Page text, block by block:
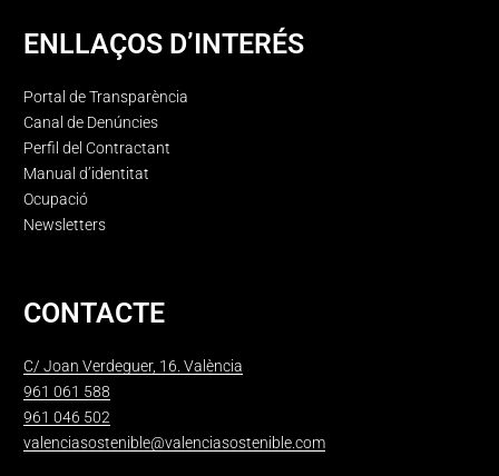
ENLLAÇOS D’INTERÉS
Portal de Transparència
Canal de Denúncies
Perfil del Contractant
Manual d’identitat
Ocupació
Newsletters
CONTACTE
C/ Joan Verdeguer, 16. València
961 061 588
961 046 502
valenciasostenible@valenciasostenible.com